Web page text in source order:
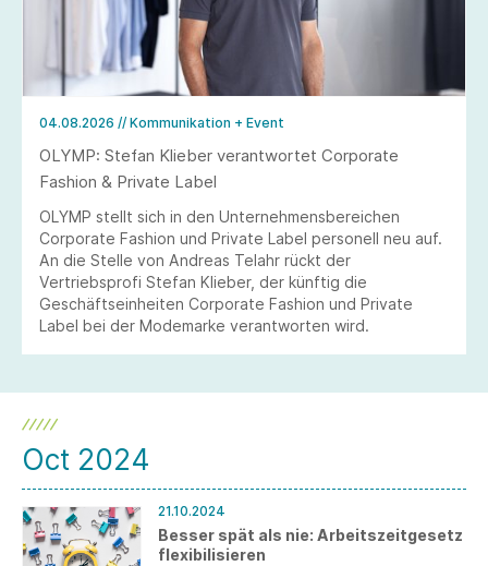
04.08.2026 // Kommunikation + Event
OLYMP: Stefan Klieber verantwortet Corporate
Fashion & Private Label
OLYMP stellt sich in den Unternehmensbereichen
Corporate Fashion und Private Label personell neu auf.
An die Stelle von Andreas Telahr rückt der
Vertriebsprofi Stefan Klieber, der künftig die
Geschäftseinheiten Corporate Fashion und Private
Label bei der Modemarke verantworten wird.
Oct 2024
21.10.2024
Besser spät als nie: Arbeitszeitgesetz
flexibilisieren